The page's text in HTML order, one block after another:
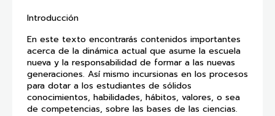
Introducción
En este texto encontrarás contenidos importantes
acerca de la dinámica actual que asume la escuela
nueva y la responsabilidad de formar a las nuevas
generaciones. Así mismo incursionas en los procesos
para dotar a los estudiantes de sólidos
conocimientos, habilidades, hábitos, valores, o sea
de competencias, sobre las bases de las ciencias.